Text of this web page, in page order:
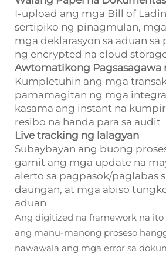
I-upload ang mga Bill of
sertipiko ng pinagmulan,
mga deklarasyon sa aduan
ng encrypted na cloud
Awtomatikong Pagsasagawa
Kumpletuhin ang mga
pamamagitan ng mga
kasama ang instant na
resibo na handa para sa audit
Live tracking ng lalagyan
Subaybayan ang buong
gamit ang mga update na
alerto sa pagpasok/paglabas
daungan, at mga abiso
aduan
Ang digitized na framework na ito
ang manu-manong proseso
nawawala ang mga error sa